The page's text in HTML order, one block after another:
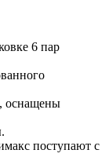
6 пар
оснащены
поступают с